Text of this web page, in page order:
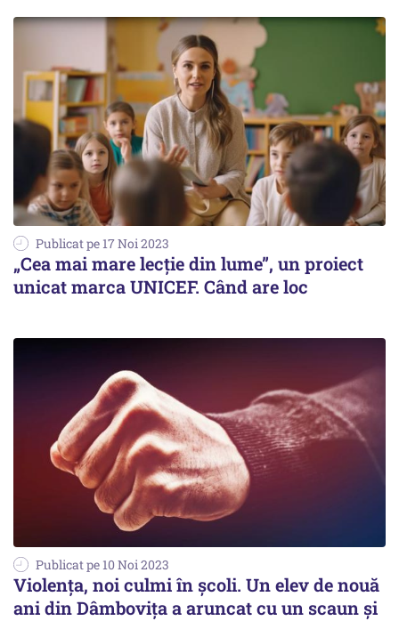
Publicat pe 17 Noi 2023
„Cea mai mare lecție din lume”, un proiect
unicat marca UNICEF. Când are loc
Publicat pe 10 Noi 2023
Violența, noi culmi în școli. Un elev de nouă
ani din Dâmbovița a aruncat cu un scaun şi